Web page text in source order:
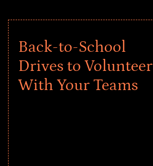
Back-to-School
Drives to Volunteer
With Your Teams